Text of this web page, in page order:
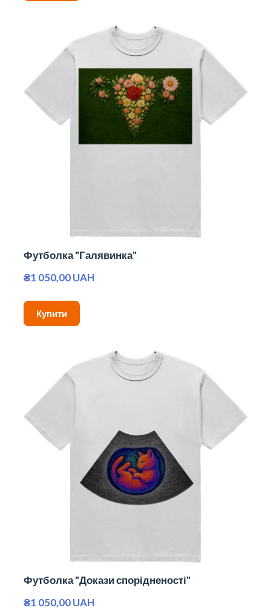
Футболка "Галявинка"
₴1 050,00 UAH
Купити
Футболка "Докази спорідненості"
₴1 050,00 UAH